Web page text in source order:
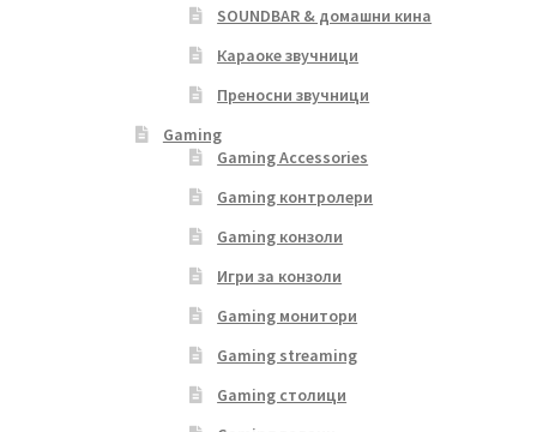
SOUNDBAR & домашни кина
Караоке звучници
Преносни звучници
Gaming
Gaming Accessories
Gaming контролери
Gaming конзоли
Игри за конзоли
Gaming монитори
Gaming streaming
Gaming столици